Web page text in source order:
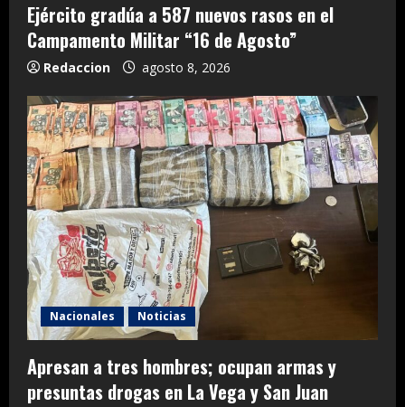
Ejército gradúa a 587 nuevos rasos en el
Campamento Militar “16 de Agosto”
Redaccion agosto 8, 2026
Nacionales Noticias
Apresan a tres hombres; ocupan armas y
presuntas drogas en La Vega y San Juan